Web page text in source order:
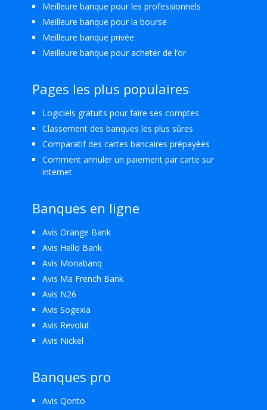
Meilleure banque pour les professionnels
Meilleure banque pour la bourse
Meilleure banque privée
Meilleure banque pour acheter de l’or
Pages les plus populaires
Logiciels gratuits pour faire ses comptes
Classement des banques les plus sûres
Comparatif des cartes bancaires prépayées
Comment annuler un paiement par carte sur
internet
Banques en ligne
Avis Orange Bank
Avis Hello Bank
Avis Monabanq
Avis Ma French Bank
Avis N26
Avis Sogexia
Avis Revolut
Avis Nickel
Banques pro
Avis Qonto